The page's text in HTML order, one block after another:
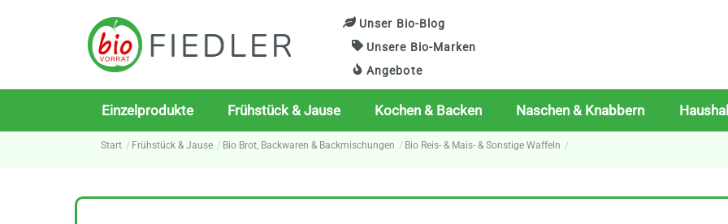
Unser Bio-Blog
Unsere Bio-Marken
Angebote
Einzelprodukte Frühstück & Jause Kochen & Backen Naschen & Knabbern
Start Frühstück & Jause Bio Brot, Backwaren & Backmischungen Bio Reis- & Mais- & Sonstige Waffeln